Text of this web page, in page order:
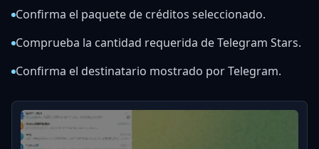
Confirma el paquete de créditos seleccionado.
Comprueba la cantidad requerida de Telegram Stars.
Confirma el destinatario mostrado por Telegram.